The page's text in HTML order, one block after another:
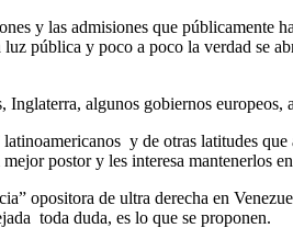
y las admisiones que
pública y poco a poco la verdad se
algunos gobiernos europeos,
y de otras latitudes
postor y les interesa mantenerlos
opositora de ultra derecha en
toda duda, es lo que se proponen.